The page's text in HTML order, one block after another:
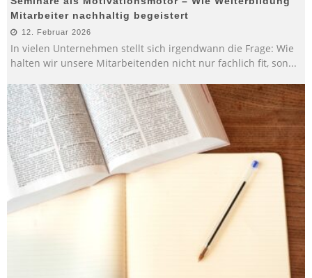
Mitarbeiter nachhaltig begeistert
12. Februar 2026
In vielen Unternehmen stellt sich irgendwann die Frage: Wie
halten wir unsere Mitarbeitenden nicht nur fachlich fit, son...